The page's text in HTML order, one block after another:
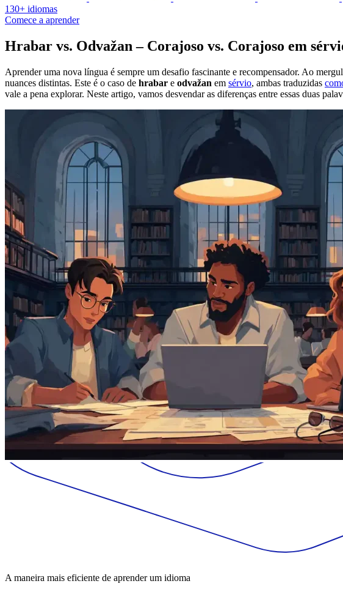
130+ idiomas
Comece a aprender
Hrabar vs. Odvažan – Corajoso vs. Corajoso em
Aprender uma nova língua é sempre um desafio fascinante e recompensador. Ao
nuances distintas. Este é o caso de hrabar e odvažan em sérvio, ambas traduzidas
vale a pena explorar. Neste artigo, vamos desvendar as diferenças entre essas duas
A maneira mais eficiente de aprender um idioma